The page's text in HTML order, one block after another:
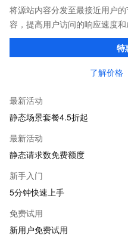
将源站内容分发至最接近用户
容，提高用户访问的响应速度
器性能带来的访问延迟问题，
特
了解价格
最新活动
静态场景套餐4.5折起
最新活动
静态请求数免费额度
新手入门
5分钟快速上手
免费试用
新用户免费试用